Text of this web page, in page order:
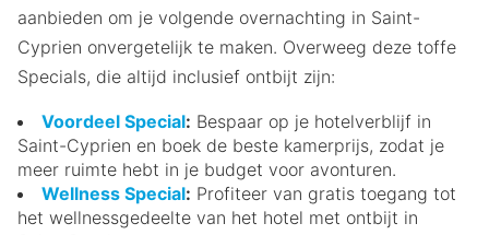
aanbieden om je volgende overnachting in Saint-
Cyprien onvergetelijk te maken. Overweeg deze toffe
Specials, die altijd inclusief ontbijt zijn:
Voordeel Special: Bespaar op je hotelverblijf in
Saint-Cyprien en boek de beste kamerprijs, zodat je
meer ruimte hebt in je budget voor avonturen.
Wellness Special: Profiteer van gratis toegang tot
het wellnessgedeelte van het hotel met ontbijt in